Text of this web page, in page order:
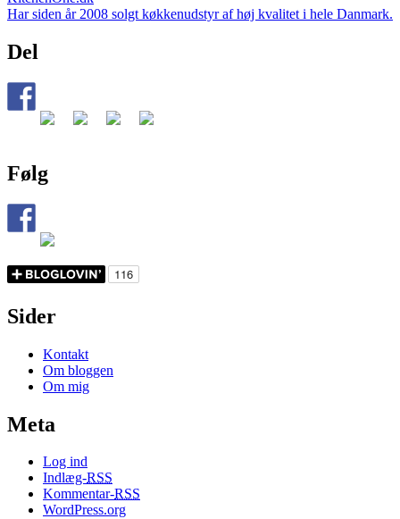
Har siden år 2008 solgt køkkenudstyr af høj kvalitet i hele Danmark.
Del
Følg
Sider
Kontakt
Om bloggen
Om mig
Meta
Log ind
Indlæg-RSS
Kommentar-RSS
WordPress.org